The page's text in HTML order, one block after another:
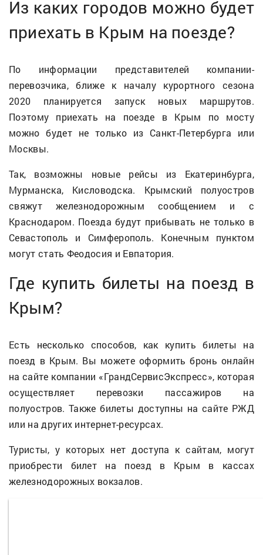
Из каких городов можно будет
приехать в Крым на поезде?
По информации представителей компании-
перевозчика, ближе к началу курортного сезона
2020 планируется запуск новых маршрутов.
Поэтому приехать на поезде в Крым по мосту
можно будет не только из Санкт-Петербурга или
Москвы.
Так, возможны новые рейсы из Екатеринбурга,
Мурманска, Кисловодска. Крымский полуостров
свяжут железнодорожным сообщением и с
Краснодаром. Поезда будут прибывать не только в
Севастополь и Симферополь. Конечным пунктом
могут стать Феодосия и Евпатория.
Где купить билеты на поезд в
Крым?
Есть несколько способов, как купить билеты на
поезд в Крым. Вы можете оформить бронь онлайн
на сайте компании «ГрандСервисЭкспресс», которая
осуществляет перевозки пассажиров на
полуостров. Также билеты доступны на сайте РЖД
или на других интернет-ресурсах.
Туристы, у которых нет доступа к сайтам, могут
приобрести билет на поезд в Крым в кассах
железнодорожных вокзалов.